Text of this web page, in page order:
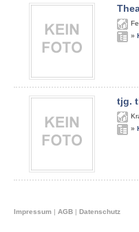
»
tjg.
»
Impressum | AGB | Datenschutz